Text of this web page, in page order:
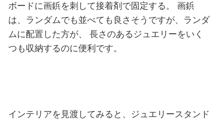
ボードに画鋲を刺して接着剤で固定する。
画鋲
は、ランダムでも並べても良さそうですが、ランダ
ムに配置した方が、
長さのあるジュエリーをいく
つも収納するのに便利です。
インテリアを見渡してみると、ジュエリースタンド